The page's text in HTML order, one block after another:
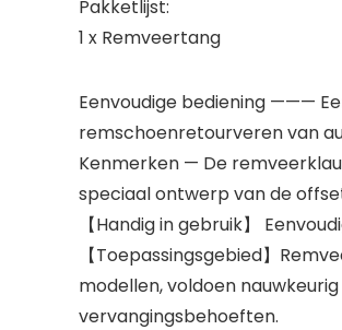
Pakketlijst:
1 x Remveertang
Eenvoudige bediening ———
remschoenretourveren van
Kenmerken — De
speciaal ontwerp van de
【Handig in gebruik】
【Toepassingsgebied】
modellen, voldoen
vervangingsbehoeften.